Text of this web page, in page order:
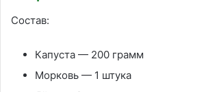
Состав:
Капуста — 200 грамм
Морковь — 1 штука